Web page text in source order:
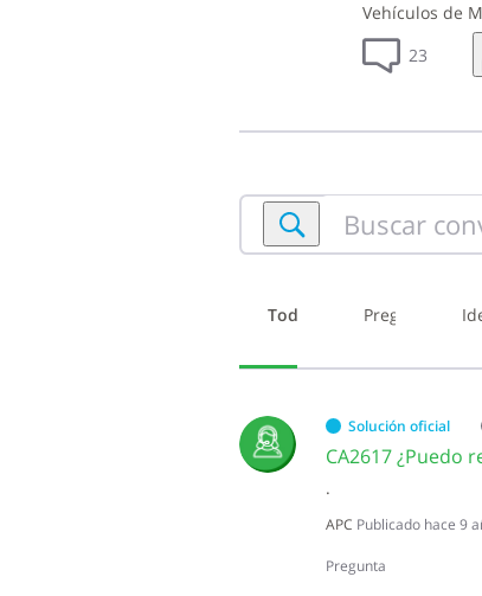
Vehículos de
23
Buscar
conversaciones
de
Marbete
Todo Pregunta
Solución oficial
.
APC Publicado hace 9
Pregunta